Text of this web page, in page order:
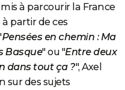
à parcourir la France
à partir de ces
Pensées en chemin : Ma
Basque" ou "Entre deux
dans tout ça ?", Axel
sur des sujets